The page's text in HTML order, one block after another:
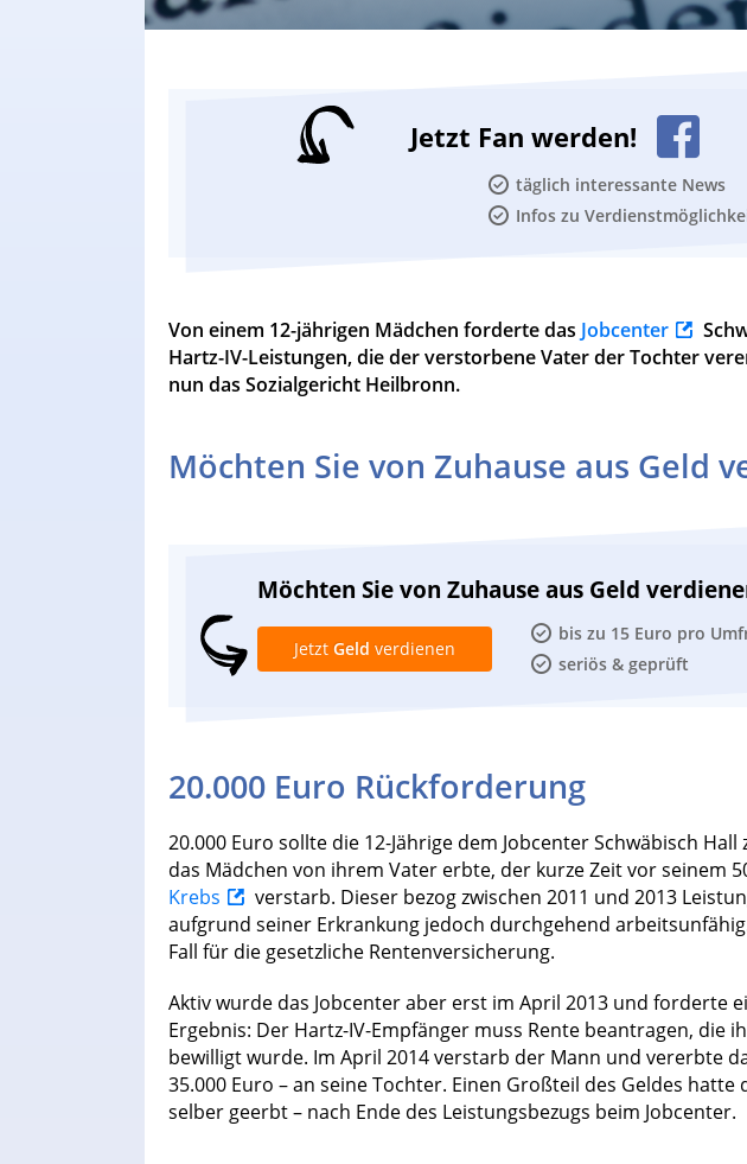
Jetzt Fan werden!
täglich interessante News
Infos zu
Von einem 12-jährigen Mädchen forderte das Jobcenter
Hartz-IV-Leistungen, die der verstorbene Vater der Tochter
nun das Sozialgericht Heilbronn.
Möchten Sie von Zuhause aus Geld
Möchten Sie von Zuhause aus Geld
bis zu 15 Euro pro
seriös & geprüft
Jetzt Geld verdienen
20.000 Euro Rückforderung
20.000 Euro sollte die 12-Jährige dem Jobcenter Schwäbisch Hall
das Mädchen von ihrem Vater erbte, der kurze Zeit vor seinem
Krebs
verstarb. Dieser bezog zwischen 2011 und 2013
aufgrund seiner Erkrankung jedoch durchgehend
Fall für die gesetzliche Rentenversicherung.
Aktiv wurde das Jobcenter aber erst im April 2013 und forderte
Ergebnis: Der Hartz-IV-Empfänger muss Rente beantragen, die
bewilligt wurde. Im April 2014 verstarb der Mann und vererbte
35.000 Euro – an seine Tochter. Einen Großteil des Geldes
selber geerbt – nach Ende des Leistungsbezugs beim Jobcenter.